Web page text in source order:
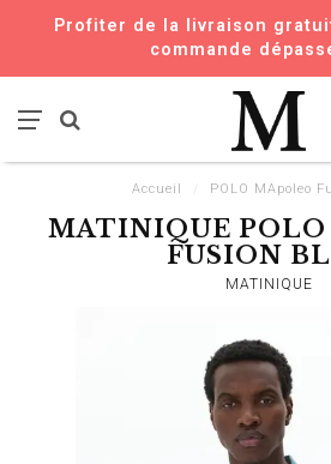
Profiter de la livraison
commande
Accueil POLO MApoleo
MATINIQUE POLO
FUSION
MATINIQUE